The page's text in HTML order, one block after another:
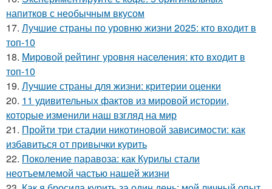
напитков с необычным вкусом
17. Лучшие страны по уровню жизни 2025: кто входит в
топ-10
18. Мировой рейтинг уровня населения: кто входит в
топ-10
19. Лучшие страны для жизни: критерии оценки
20. 11 удивительных фактов из мировой истории,
которые изменили наш взгляд на мир
21. Пройти три стадии никотиновой зависимости: как
избавиться от привычки курить
22. Поколение паравоза: как Курилы стали
неотъемлемой частью нашей жизни